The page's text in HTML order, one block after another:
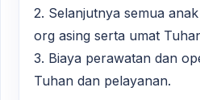
2. Selanjutnya semua
org asing serta umat
3. Biaya perawatan dan
Tuhan dan pelayanan.